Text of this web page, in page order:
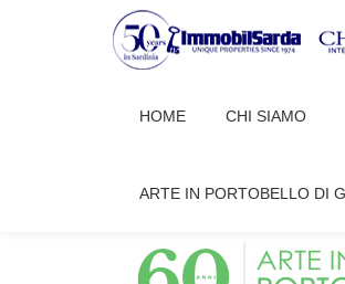
HOME CHI SIAMO
ARTE IN PORTOBELLO DI
admin Giugno 24,